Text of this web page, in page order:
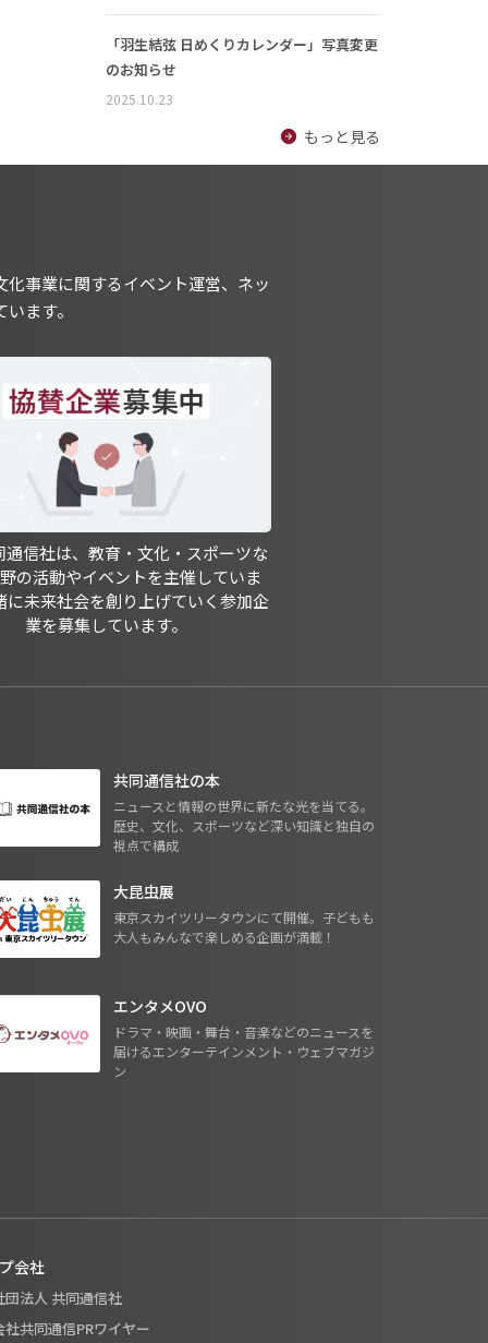
「羽生結弦 日めくりカレンダー」写真変更
のお知らせ
2025.10.23
もっと見る
事業に関するイベント運営、ネッ
ます。
通信社は、教育・文化・スポーツな
の活動やイベントを主催していま
に未来社会を創り上げていく参加企
業を募集しています。
共同通信社の本
ニュースと情報の世界に新たな光を当てる。
歴史、文化、スポーツなど深い知識と独自の
視点で構成
大昆虫展
東京スカイツリータウンにて開催。子どもも
大人もみんなで楽しめる企画が満載！
エンタメOVO
ドラマ・映画・舞台・音楽などのニュースを
届けるエンターテインメント・ウェブマガジ
ン
会社
団法人 共同通信社
社共同通信PRワイヤー